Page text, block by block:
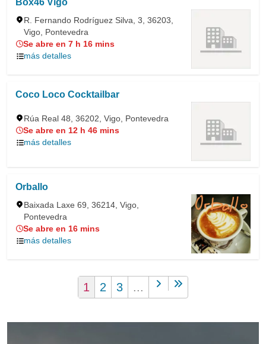
Box46 Vigo
R. Fernando Rodríguez Silva, 3, 36203,
Vigo, Pontevedra
Se abre en 7 h 16 mins
más detalles
Coco Loco Cocktailbar
Rúa Real 48, 36202, Vigo, Pontevedra
Se abre en 12 h 46 mins
más detalles
Orballo
Baixada Laxe 69, 36214, Vigo,
Pontevedra
Se abre en 16 mins
más detalles
1 2 3 ...